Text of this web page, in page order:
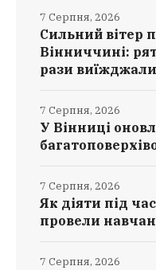
Сильний вітер
Вінниччині:
рази
7 Серпня, 2026
У Вінниці
7 Серпня, 2026
Як діяти під
провели
7 Серпня, 2026
7 Серпня, 2026